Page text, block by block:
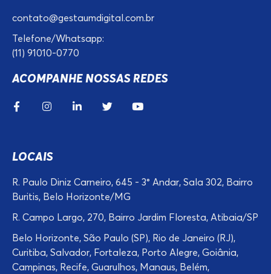
contato@gestaumdigital.com.br
Telefone/Whatsapp:
(11) 91010-0770
ACOMPANHE NOSSAS REDES
LOCAIS
R. Paulo Diniz Carneiro, 645 - 3° Andar, Sala 302, Bairro
Buritis, Belo Horizonte/MG
R. Campo Largo, 270, Bairro Jardim Floresta, Atibaia/SP
Belo Horizonte, São Paulo (SP), Rio de Janeiro (RJ),
Curitiba, Salvador, Fortaleza, Porto Alegre, Goiânia,
Campinas, Recife, Guarulhos, Manaus, Belém,